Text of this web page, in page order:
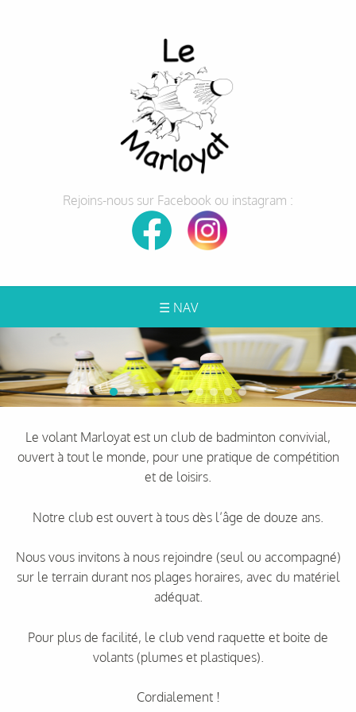
Rejoins-nous sur Facebook ou instagram :
☰ NAV
Le volant Marloyat est un club de badminton convivial,
ouvert à tout le monde, pour une pratique de compétition
et de loisirs.
Notre club est ouvert à tous dès l’âge de douze ans.
Nous vous invitons à nous rejoindre (seul ou accompagné)
sur le terrain durant nos plages horaires, avec du matériel
adéquat.
Pour plus de facilité, le club vend raquette et boite de
volants (plumes et plastiques).
Cordialement !